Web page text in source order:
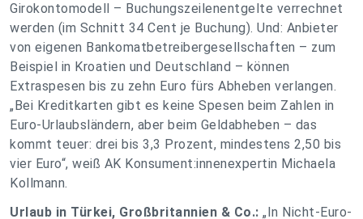
Girokontomodell – Buchungszeilenentgelte verrechnet
werden (im Schnitt 34 Cent je Buchung). Und: Anbieter
von eigenen Bankomatbetreibergesellschaften – zum
Beispiel in Kroatien und Deutschland – können
Extraspesen bis zu zehn Euro fürs Abheben verlangen.
„Bei Kreditkarten gibt es keine Spesen beim Zahlen in
Euro-Urlaubsländern, aber beim Geldabheben – das
kommt teuer: drei bis 3,3 Prozent, mindestens 2,50 bis
vier Euro“, weiß AK Konsument:innenexpertin Michaela
Kollmann.
Urlaub in Türkei, Großbritannien & Co.: „In Nicht-Euro-